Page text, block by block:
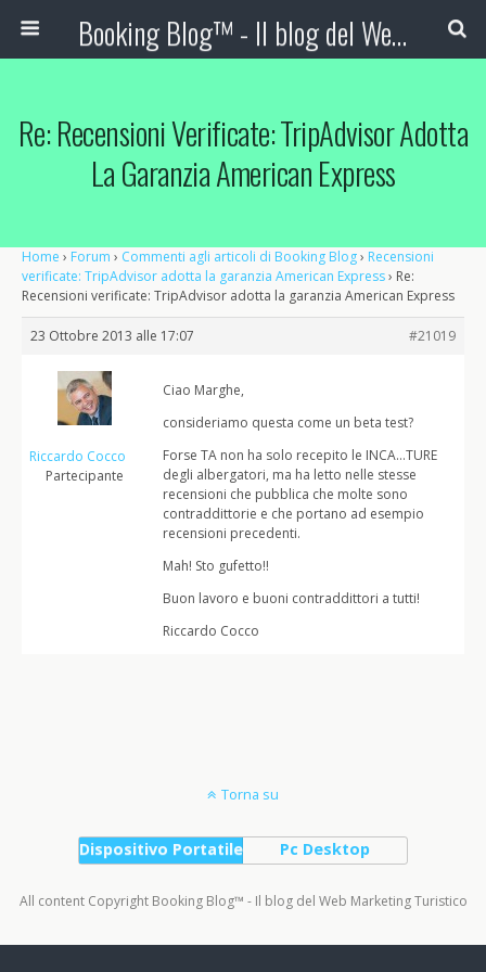
Booking Blog™ - Il blog del Web Marketing Turistico
Re: Recensioni Verificate: TripAdvisor Adotta
La Garanzia American Express
Home › Forum › Commenti agli articoli di Booking Blog› Recensioni
verificate: TripAdvisor adotta la garanzia American Express› Re:
Recensioni verificate: TripAdvisor adotta la garanzia American Express
23 Ottobre 2013 alle 17:07 #21019
Riccardo Cocco
Partecipante
Ciao Marghe,
consideriamo questa come un beta test?
Forse TA non ha solo recepito le INCA…TURE
degli albergatori, ma ha letto nelle stesse
recensioni che pubblica che molte sono
contraddittorie e che portano ad esempio
recensioni precedenti.
Mah! Sto gufetto!!
Buon lavoro e buoni contraddittori a tutti!
Riccardo Cocco
Torna su
Dispositivo Portatile Pc Desktop
All content Copyright Booking Blog™ - Il blog del Web Marketing Turistico